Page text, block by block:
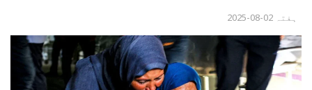
ہفتہ 02-08-2025